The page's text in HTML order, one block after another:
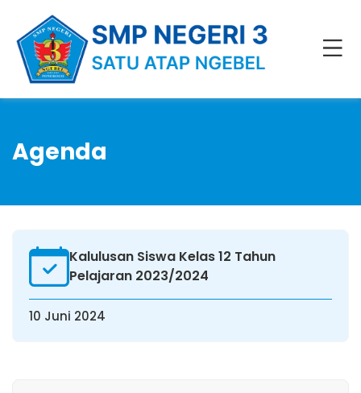
Agenda
Kalulusan Siswa Kelas 12 Tahun
Pelajaran 2023/2024
10 Juni 2024